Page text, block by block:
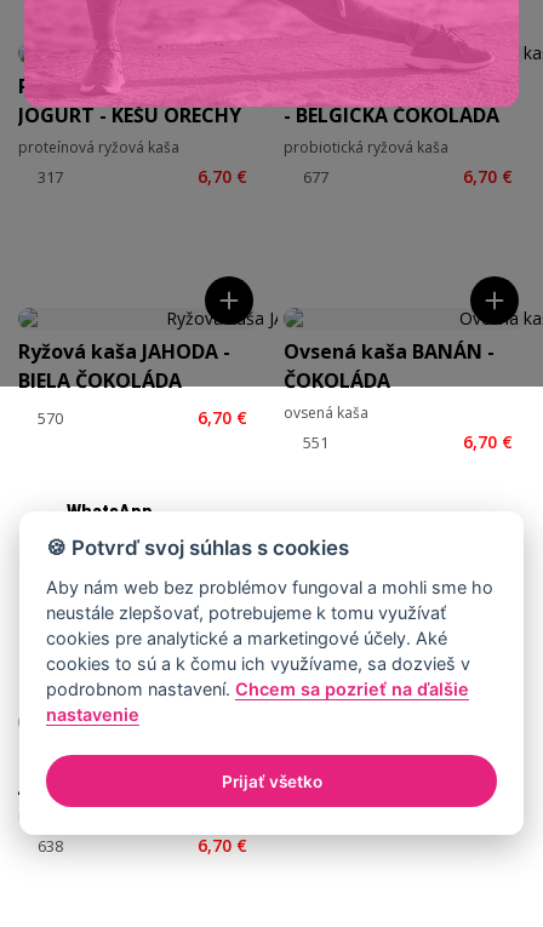
Proteínová ryžová kaša -
JOGURT - KEŠU ORECHY
proteínová ryžová kaša
6,70 €
Probiotická kaša KOKOS
- BELGICKÁ ČOKOLÁDA
probiotická ryžová kaša
6,70 €
Ryžová kaša JAHODA -
BIELA ČOKOLÁDA
6,70 €
Ovsená kaša BANÁN -
ČOKOLÁDA
ovsená kaša
6,70 €
WhatsApp
Můžu ti poradit?
Ryžová kaša MARHUĽA –
JOGURT – KOKOS
6,70 €
🍪 Potvrď svoj súhlas s cookies
Aby nám web bez problémov fungoval a mohli sme ho
neustále zlepšovať, potrebujeme k tomu využívať
cookies pre analytické a marketingové účely. Aké
cookies to sú a k čomu ich využívame, sa dozvieš v
podrobnom nastavení.Chcem sa pozrieť na ďalšie
nastavenie
Prijať všetko